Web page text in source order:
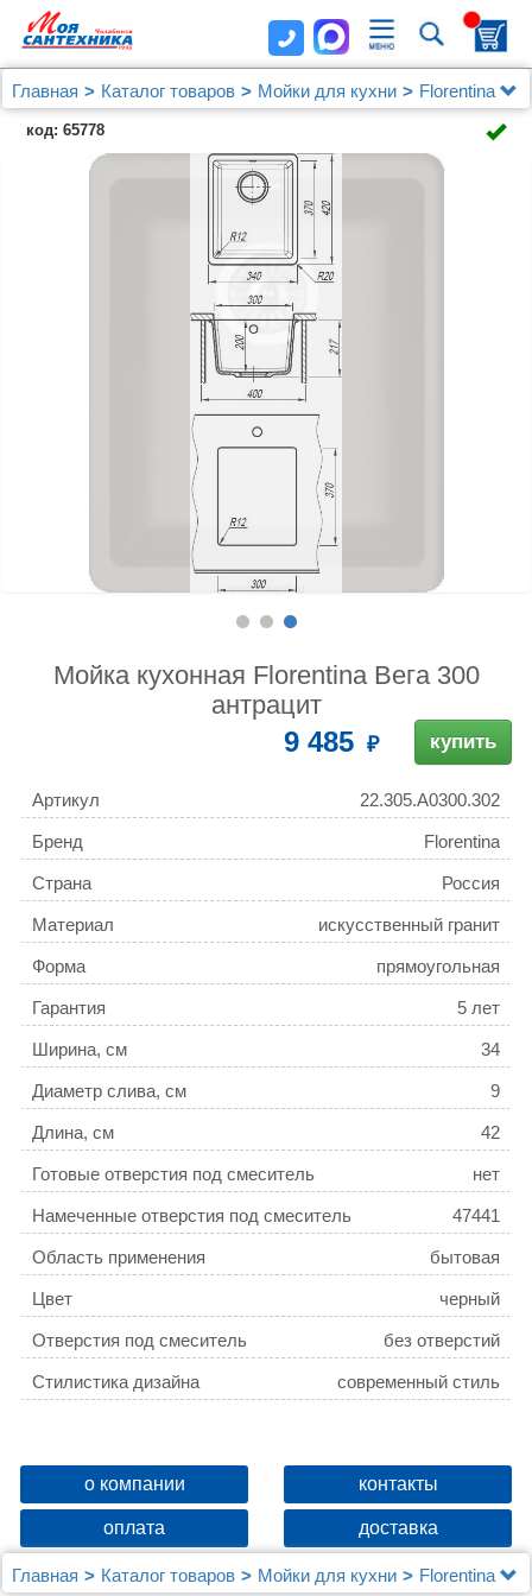
Главная Каталог товаров Мойки для кухни
Florentina
Мойка кухонная Florentina Вега 300 антрацит
код: 65778
Мойка кухонная Florentina Вега 300
антрацит
9 485 купить
Артикул 22.305.A0300.302
Бренд Florentina
Страна Россия
Материал искусственный гранит
Форма прямоугольная
Гарантия 5 лет
Ширина, см 34
Диаметр слива, см 9
Длина, см 42
Готовые отверстия под смеситель нет
Намеченные отверстия под смеситель 47441
Область применения бытовая
Цвет черный
Отверстия под смеситель без отверстий
Стилистика дизайна современный стиль
о компании контакты
оплата доставка
Главная Каталог товаров Мойки для кухни
Florentina